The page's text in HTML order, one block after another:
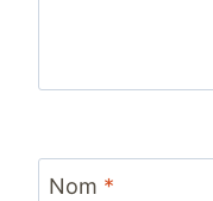
Nom *